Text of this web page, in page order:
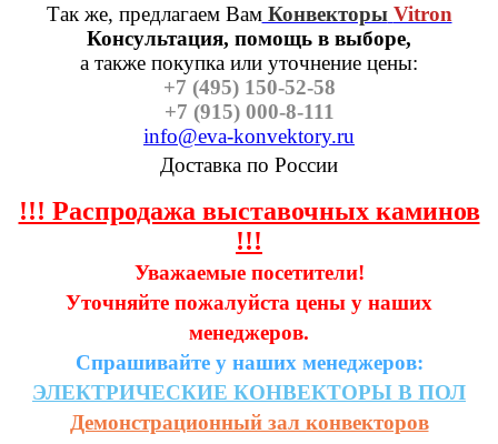
Так же, предлагаем ВамКонвекторы Vitron
Консультация, помощь в выборе,
а также покупка или уточнение цены:
+7 (495) 150-52-58
+7 (915) 000-8-111
info@eva-konvektory.ru
Доставка по России
!!! Распродажа выставочных каминов
!!!
Уважаемые посетители!
Уточняйте пожалуйста цены у наших
менеджеров.
Спрашивайте у наших менеджеров:
ЭЛЕКТРИЧЕСКИЕ КОНВЕКТОРЫ В ПОЛ
Демонстрационный зал конвекторов